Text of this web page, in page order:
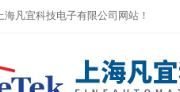
凡宜科技电子有限公司网站！